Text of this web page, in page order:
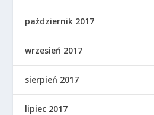
październik 2017
wrzesień 2017
sierpień 2017
lipiec 2017